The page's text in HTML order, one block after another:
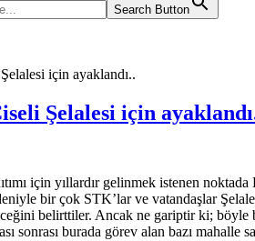
Search Button
için ayaklandı..
Şelalesi için
için yıllardır gelinmek istenen
bir çok STK’lar ve vatandaşlar
belirttiler. Ancak ne gariptir ki; böyle
sonrası burada görev alan bazı